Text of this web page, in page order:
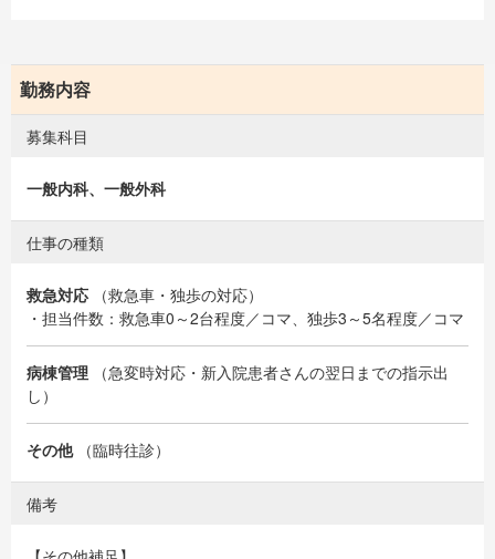
勤務内容
募集科目
一般内科、一般外科
仕事の種類
救急対応 （救急車・独歩の対応）
・担当件数：救急車0～2台程度／コマ、独歩3～5名程度／コマ
病棟管理 （急変時対応・新入院患者さんの翌日までの指示出
し）
その他（臨時往診）
備考